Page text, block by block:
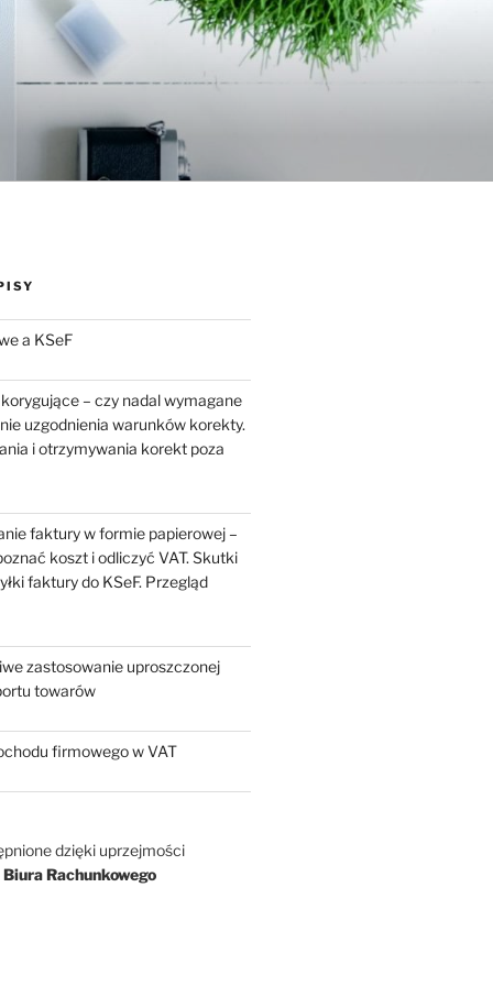
a KSeF
– czy nadal wymagane
uzgodnienia warunków korekty.
i otrzymywania korekt poza
faktury w formie papierowej –
koszt i odliczyć VAT. Skutki
faktury do KSeF. Przegląd
zastosowanie uproszczonej
towarów
firmowego w VAT
dzięki uprzejmości
Rachunkowego